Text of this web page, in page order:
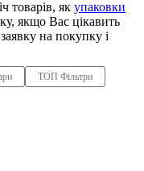
товарів, як упаковки
якщо Вас цікавить
на покупку і
ТОП Фільтри